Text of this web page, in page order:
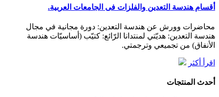
أقسام هندسة التعدين والفلزات فى الجامعات العربية.
محاضرات وورش عن هندسة التعدين: دورة مجانية في مجال
هندسة التعدين: هديّتي لمنتدانا الرّائع: كتيّب (أساسيّات هندسة
الأنفاق) من تجميعي وترجمتي.
اقرأ أكثر
أحدث المنتجات